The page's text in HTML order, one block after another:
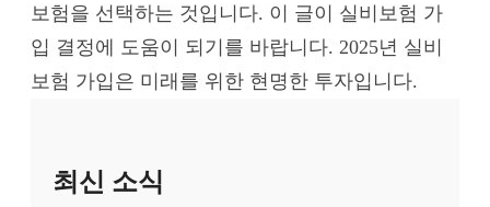
보험을 선택하는 것입니다. 이 글이 실비보험 가
입 결정에 도움이 되기를 바랍니다. 2025년 실비
보험 가입은 미래를 위한 현명한 투자입니다.
최신 소식